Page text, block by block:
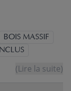
BOIS MASSIF
(Lire la suite)